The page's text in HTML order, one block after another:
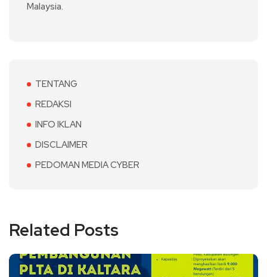
Malaysia.
TENTANG
REDAKSI
INFO IKLAN
DISCLAIMER
PEDOMAN MEDIA CYBER
Related Posts